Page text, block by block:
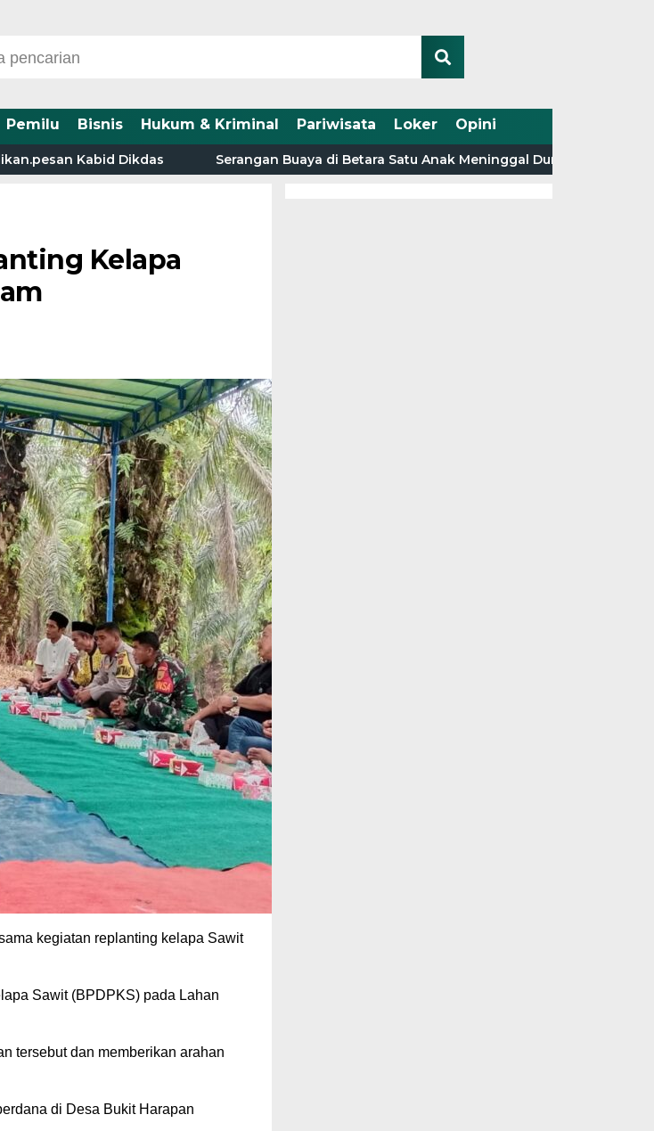
Pemilu Bisnis Hukum & Kriminal Pariwisata Loker Opini
Kabid Dikdas Serangan Buaya di Betara Satu Anak Meninggal Dunia, Satu Alami Luka-
Kelapa
kegiatan replanting kelapa Sawit
Sawit (BPDPKS) pada Lahan
tersebut dan memberikan arahan
di Desa Bukit Harapan